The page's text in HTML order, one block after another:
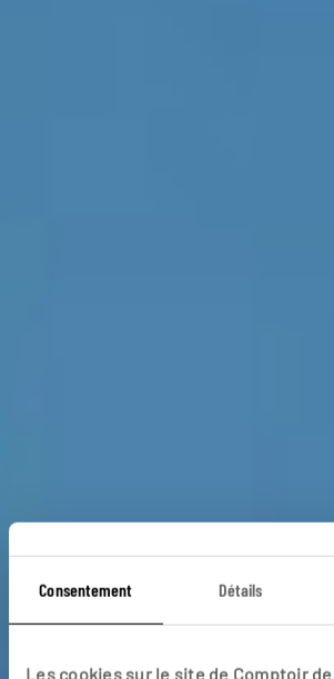
Consentement Détails
Les cookies sur le site de Comptoir
Castilla